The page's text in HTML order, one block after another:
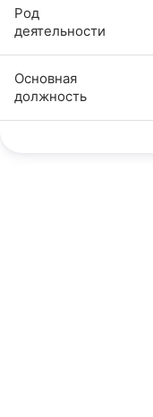
Род
деятельности
Основная
должность